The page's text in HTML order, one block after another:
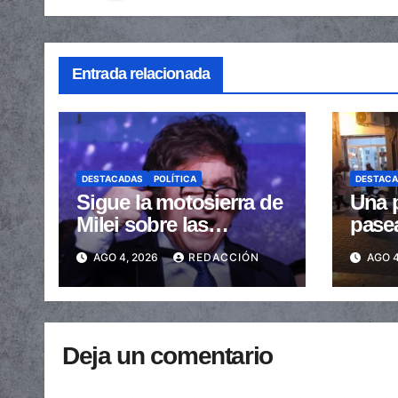
Entrada relacionada
DESTACADAS POLÍTICA
Sigue la motosierra de
Milei sobre las
provincias: nueva
caída de las
transferencias no
automáticas
AGO 4, 2026 REDACCIÓN
Una
AGO
Deja un comentario